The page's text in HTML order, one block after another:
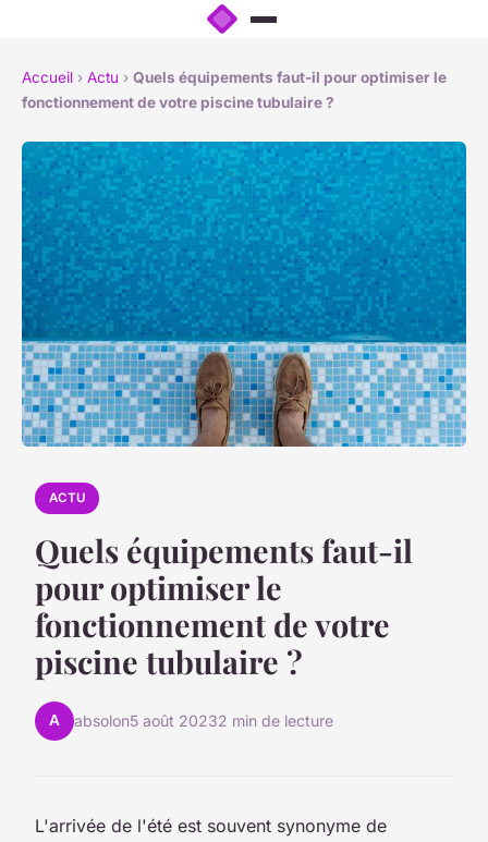
Accueil › Actu › Quels équipements faut-il pour optimiser le
fonctionnement de votre piscine tubulaire ?
ACTU
Quels équipements faut-il
pour optimiser le
fonctionnement de votre
piscine tubulaire ?
A absolon5 août 20232 min de lecture
L'arrivée de l'été est souvent synonyme de